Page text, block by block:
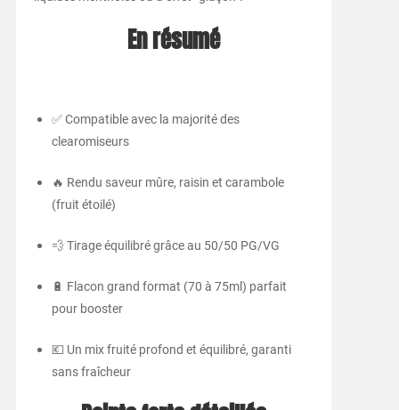
En résumé
✅ Compatible avec la majorité des
clearomiseurs
🔥 Rendu saveur mûre, raisin et carambole
(fruit étoilé)
💨 Tirage équilibré grâce au 50/50 PG/VG
🔋 Flacon grand format (70 à 75ml) parfait
pour booster
💶 Un mix fruité profond et équilibré, garanti
sans fraîcheur